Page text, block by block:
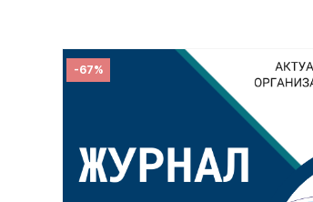
-67%